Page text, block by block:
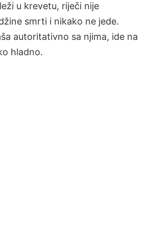
u krevetu, riječi nije
smrti i nikako ne jede.
autoritativno sa njima, ide na
hladno.